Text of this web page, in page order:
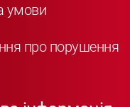
умови
про порушення